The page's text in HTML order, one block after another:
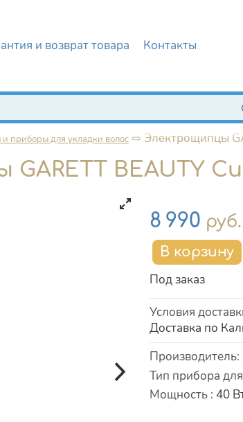
и возврат товара Контакты
приборы для укладки волос⇨ Электрощипцы
BEAUTY
Цена
8 990 руб.
Под заказ
Условия
Доставка по
Характеристики
Производитель:
Тип прибора
Мощность : 40